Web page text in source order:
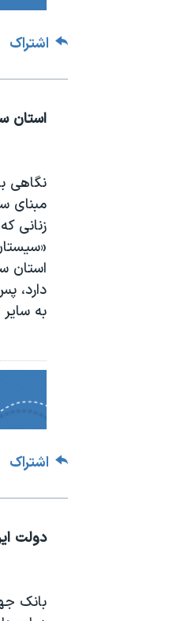
اشتراک
استان
نگاهی
زنانی
استان
به
اشتراک
دولت
بانک